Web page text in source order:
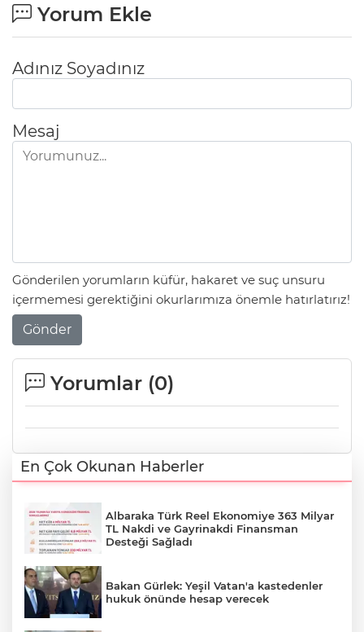
Yorum Ekle
Adınız Soyadınız
Mesaj
Gönderilen yorumların küfür, hakaret ve suç unsuru
içermemesi gerektiğini okurlarımıza önemle hatırlatırız!
Gönder
Yorumlar (0)
En Çok Okunan Haberler
Albaraka Türk Reel Ekonomiye 363 Milyar
TL Nakdi ve Gayrinakdi Finansman
Desteği Sağladı
Bakan Gürlek: Yeşil Vatan'a kastedenler
hukuk önünde hesap verecek